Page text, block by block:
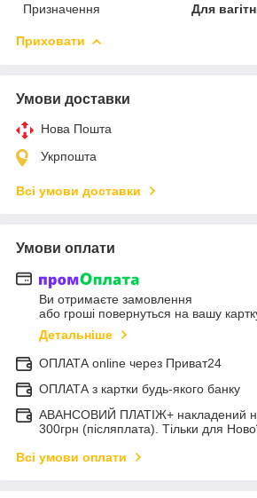
Призначення
Для
Приховати
Умови доставки
Нова Пошта
Укрпошта
Всі умови доставки
Умови оплати
Ви отримаєте замовлення
або гроші повернуться на вашу
Детальніше
ОПЛАТА online через Приват24
ОПЛАТА з картки будь-якого банку
АВАНСОВИЙ ПЛАТІЖ+ накладений
300грн (післяплата). Тільки для
Всі умови оплати